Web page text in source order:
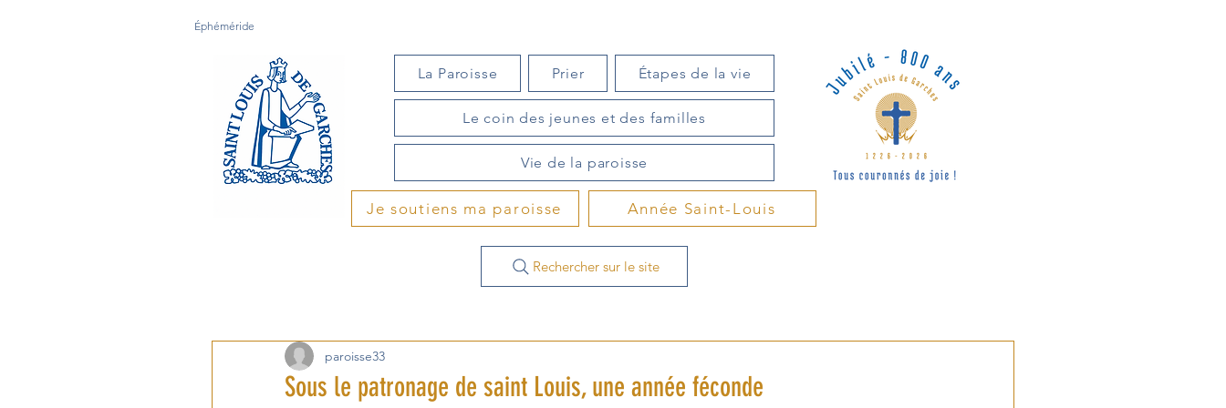
La Paroisse Prier Étapes de la vie
Le coin des jeunes et des familles
Vie de la paroisse
Éphéméride
Rechercher sur le site
Je soutiens ma paroisse Année Saint-Louis
Sous le patronage de saint Louis, une année féconde
paroisse33